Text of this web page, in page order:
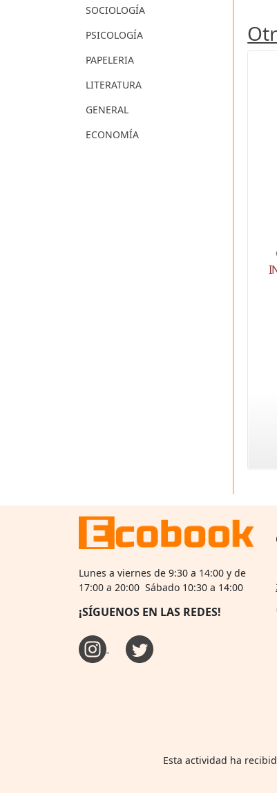
SOCIOLOGÍA
PSICOLOGÍA
PAPELERIA
LITERATURA
GENERAL
ECONOMÍA
Lunes a viernes de 9:30 a 14:00 y de
17:00 a 20:00 Sábado 10:30 a 14:00
¡SÍGUENOS EN LAS REDES!
Esta actividad ha